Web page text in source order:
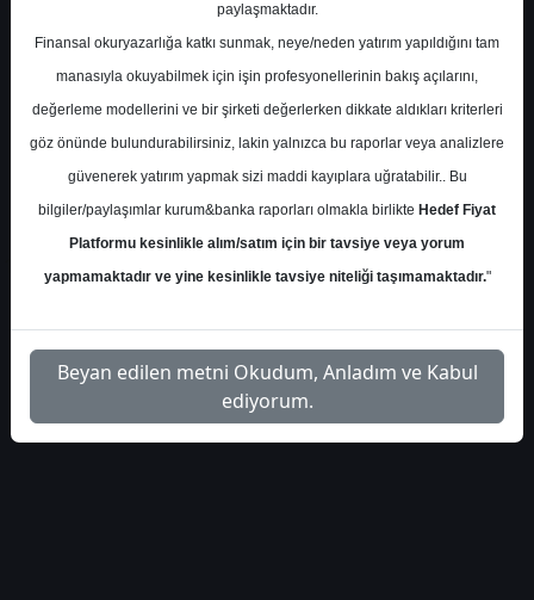
1
deniz-yatirim-sirket-
haberleri-234847
İlgili
Dosyayı İndir
paylaşmaktadır.
Finansal okuryazarlığa katkı sunmak, neye/neden yatırım yapıldığını tam
manasıyla okuyabilmek için işin profesyonellerinin bakış açılarını,
değerleme modellerini ve bir şirketi değerlerken dikkate aldıkları kriterleri
göz önünde bulundurabilirsiniz, lakin yalnızca bu raporlar veya analizlere
güvenerek yatırım yapmak sizi maddi kayıplara uğratabilir.. Bu
bilgiler/paylaşımlar kurum&banka raporları olmakla birlikte Hedef Fiyat
Platformu kesinlikle alım/satım için bir tavsiye veya yorum
yapmamaktadır ve yine kesinlikle tavsiye niteliği taşımamaktadır."
Beyan edilen metni Okudum, Anladım ve Kabul
ediyorum.